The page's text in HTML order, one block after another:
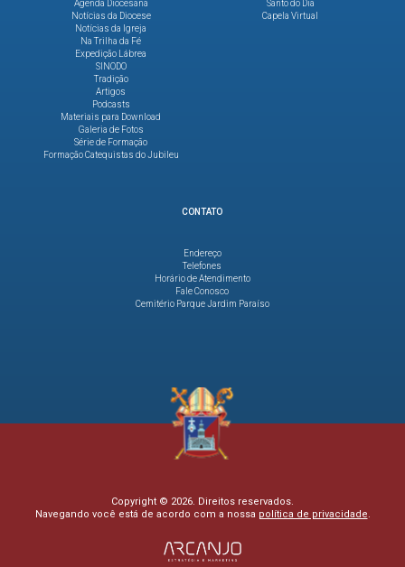
Agenda Diocesana
Notícias da Diocese
Notícias da Igreja
Na Trilha da Fé
Expedição Lábrea
SINODO
Tradição
Artigos
Podcasts
Materiais para Download
Galeria de Fotos
Série de Formação
Formação Catequistas do Jubileu
Santo do Dia
Capela Virtual
CONTATO
Endereço
Telefones
Horário de Atendimento
Fale Conosco
Cemitério Parque Jardim Paraíso
Copyright © 2026. Direitos reservados.
Navegando você está de acordo com a nossa política de privacidade